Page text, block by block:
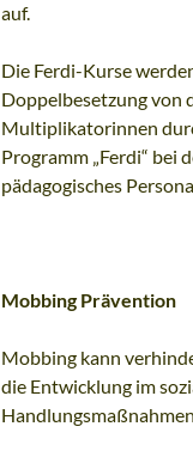
auf.
Die Ferdi-Kurse
Doppelbesetzung von
Multiplikatorinnen
Programm „Ferdi“
pädagogisches
Mobbing Prävention
Mobbing kann
die Entwicklung im